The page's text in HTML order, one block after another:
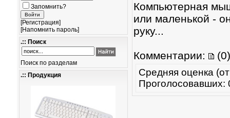
Запомнить?
[Регистрация]
[Напомнить пароль]
.:: Поиск
Поиск по разделам
.:: Продукция
Компьютерная
или маленькой -
руку...
Комментарии: (0)
Средняя оценка
Проголосовавших: